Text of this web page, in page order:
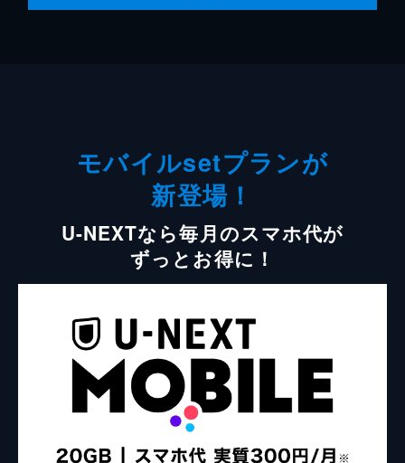
モバイルsetプランが
新登場！
U-NEXTなら毎月のスマホ代が
ずっとお得に！